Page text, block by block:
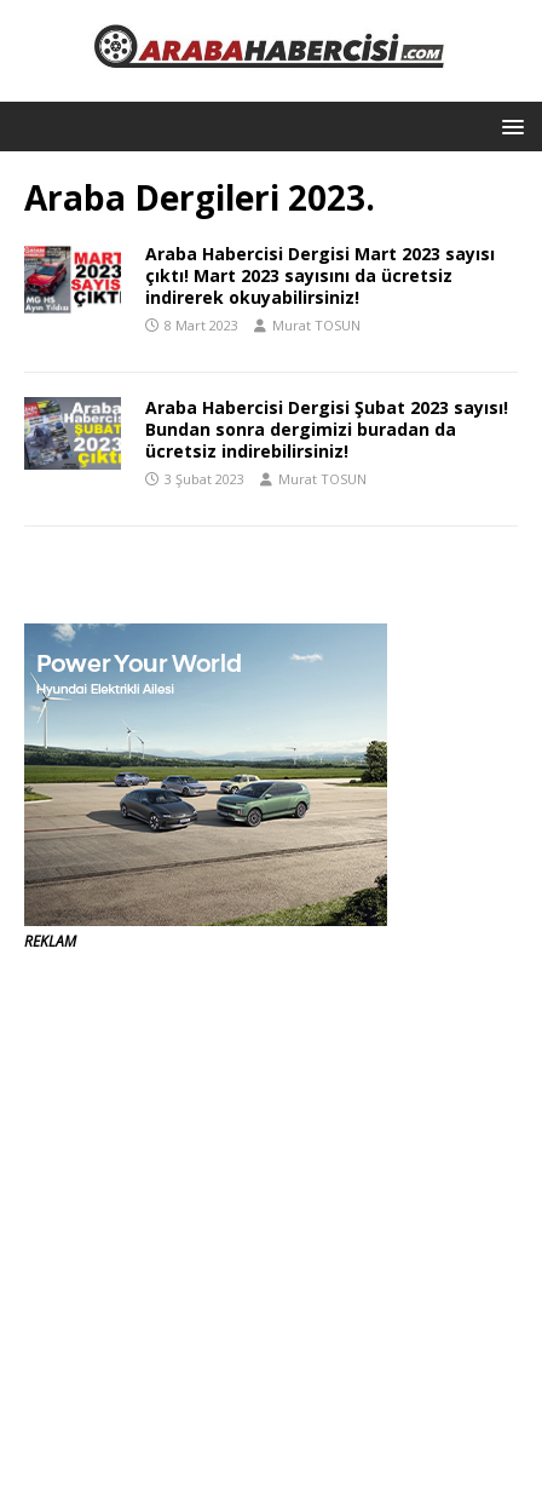
Araba Dergileri 2023.
Araba Habercisi Dergisi Mart 2023 sayısı
çıktı! Mart 2023 sayısını da ücretsiz
indirerek okuyabilirsiniz!
8 Mart 2023 Murat TOSUN
Araba Habercisi Dergisi Şubat 2023 sayısı!
Bundan sonra dergimizi buradan da
ücretsiz indirebilirsiniz!
3 Şubat 2023 Murat TOSUN
REKLAM